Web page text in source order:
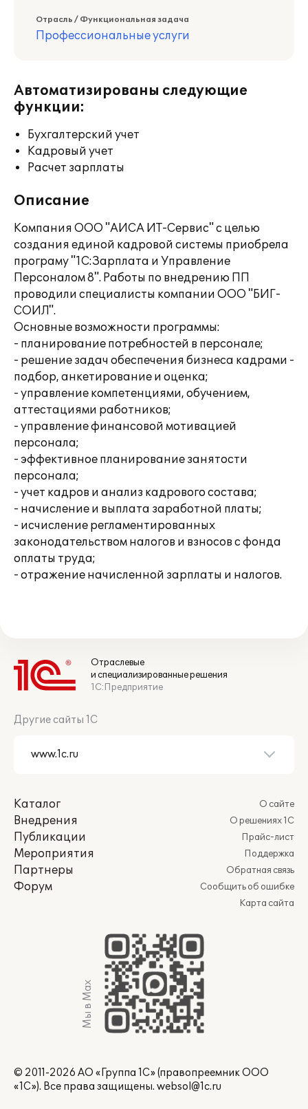
Отрасль / Функциональная задача
Профессиональные услуги
Автоматизированы следующие
функции:
Бухгалтерский учет
Кадровый учет
Расчет зарплаты
Описание
Компания ООО "АИСА ИТ-Сервис" с целью
создания единой кадровой системы приобрела
програму "1С:Зарплата и Управление
Персоналом 8". Работы по внедрению ПП
проводили специалисты компании ООО "БИГ-
СОИЛ".
Основные возможности программы:
- планирование потребностей в персонале;
- решение задач обеспечения бизнеса кадрами -
подбор, анкетирование и оценка;
- управление компетенциями, обучением,
аттестациями работников;
- управление финансовой мотивацией
персонала;
- эффективное планирование занятости
персонала;
- учет кадров и анализ кадрового состава;
- начисление и выплата заработной платы;
- исчисление регламентированных
законодательством налогов и взносов с фонда
оплаты труда;
- отражение начисленной зарплаты и налогов.
Отраслевые
и специализированные решения
1С:Предприятие
Другие сайты 1С
Каталог
Внедрения
Публикации
Мероприятия
Партнеры
Форум
О сайте
О решениях 1С
Прайс-лист
Поддержка
Обратная связь
Сообщить об ошибке
Карта сайта
Мы в Max
© 2011-2026 АО «Группа 1С» (правопреемник ООО
«1С»). Все права защищены. websol@1c.ru